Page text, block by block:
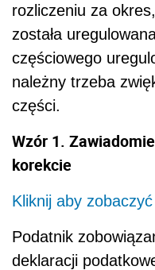
rozliczeniu za
została
częściowego
należny trzeba
części.
Wzór 1.
korekcie
Kliknij aby
Podatnik
deklaracji